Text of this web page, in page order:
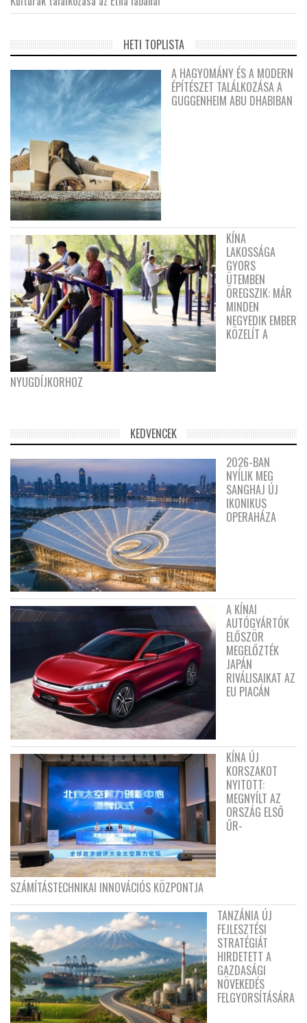
HETI TOPLISTA
A HAGYOMÁNY ÉS A MODERN
ÉPÍTÉSZET TALÁLKOZÁSA A
GUGGENHEIM ABU DHABIBAN
KÍNA
LAKOSSÁGA
GYORS
ÜTEMBEN
ÖREGSZIK: MÁR
MINDEN
NEGYEDIK EMBER
KÖZELÍT A
NYUGDÍJKORHOZ
KEDVENCEK
2026-BAN
NYÍLIK MEG
SANGHAJ ÚJ
IKONIKUS
OPERAHÁZA
A KÍNAI
AUTÓGYÁRTÓK
ELŐSZÖR
MEGELŐZTÉK
JAPÁN
RIVÁLISAIKAT AZ
EU PIACÁN
KÍNA ÚJ
KORSZAKOT
NYITOTT:
MEGNYÍLT AZ
ORSZÁG ELSŐ
ŰR-
SZÁMÍTÁSTECHNIKAI INNOVÁCIÓS KÖZPONTJA
TANZÁNIA ÚJ
FEJLESZTÉSI
STRATÉGIÁT
HIRDETETT A
GAZDASÁGI
NÖVEKEDÉS
FELGYORSÍTÁSÁRA